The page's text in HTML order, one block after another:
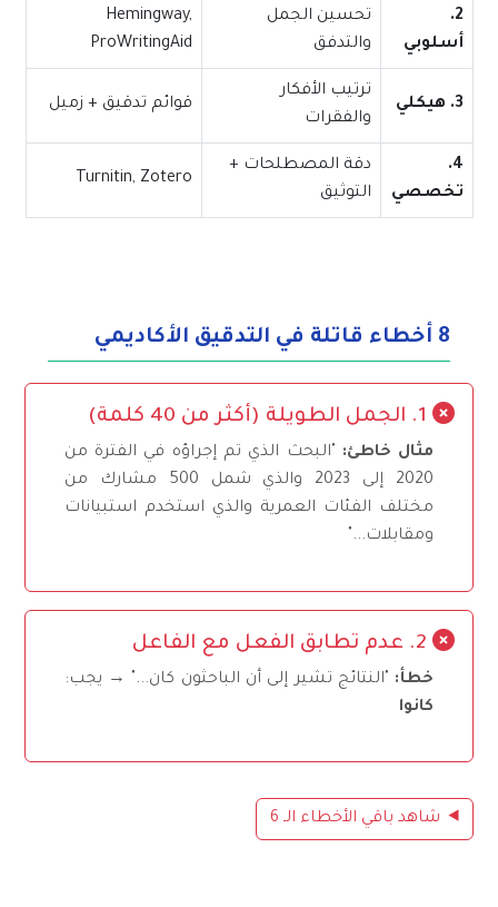
2.
أسلوبي
تحسين الجمل
والتدفق
Hemingway,
ProWritingAid
3. هيكلي
ترتيب الأفكار
والفقرات
قوائم تدقيق + زميل
4.
تخصصي
دقة المصطلحات +
التوثيق
Turnitin, Zotero
8 أخطاء قاتلة في التدقيق الأكاديمي
مثال خاطئ: "البحث الذي تم إجراؤه في الفترة من
2020 إلى 2023 والذي شمل 500 مشارك من
مختلف الفئات العمرية والذي استخدم استبيانات
ومقابلات..."
خطأ: "النتائج تشير إلى أن الباحثون كان..." → يجب:
كانوا
شاهد باقي الأخطاء الـ 6